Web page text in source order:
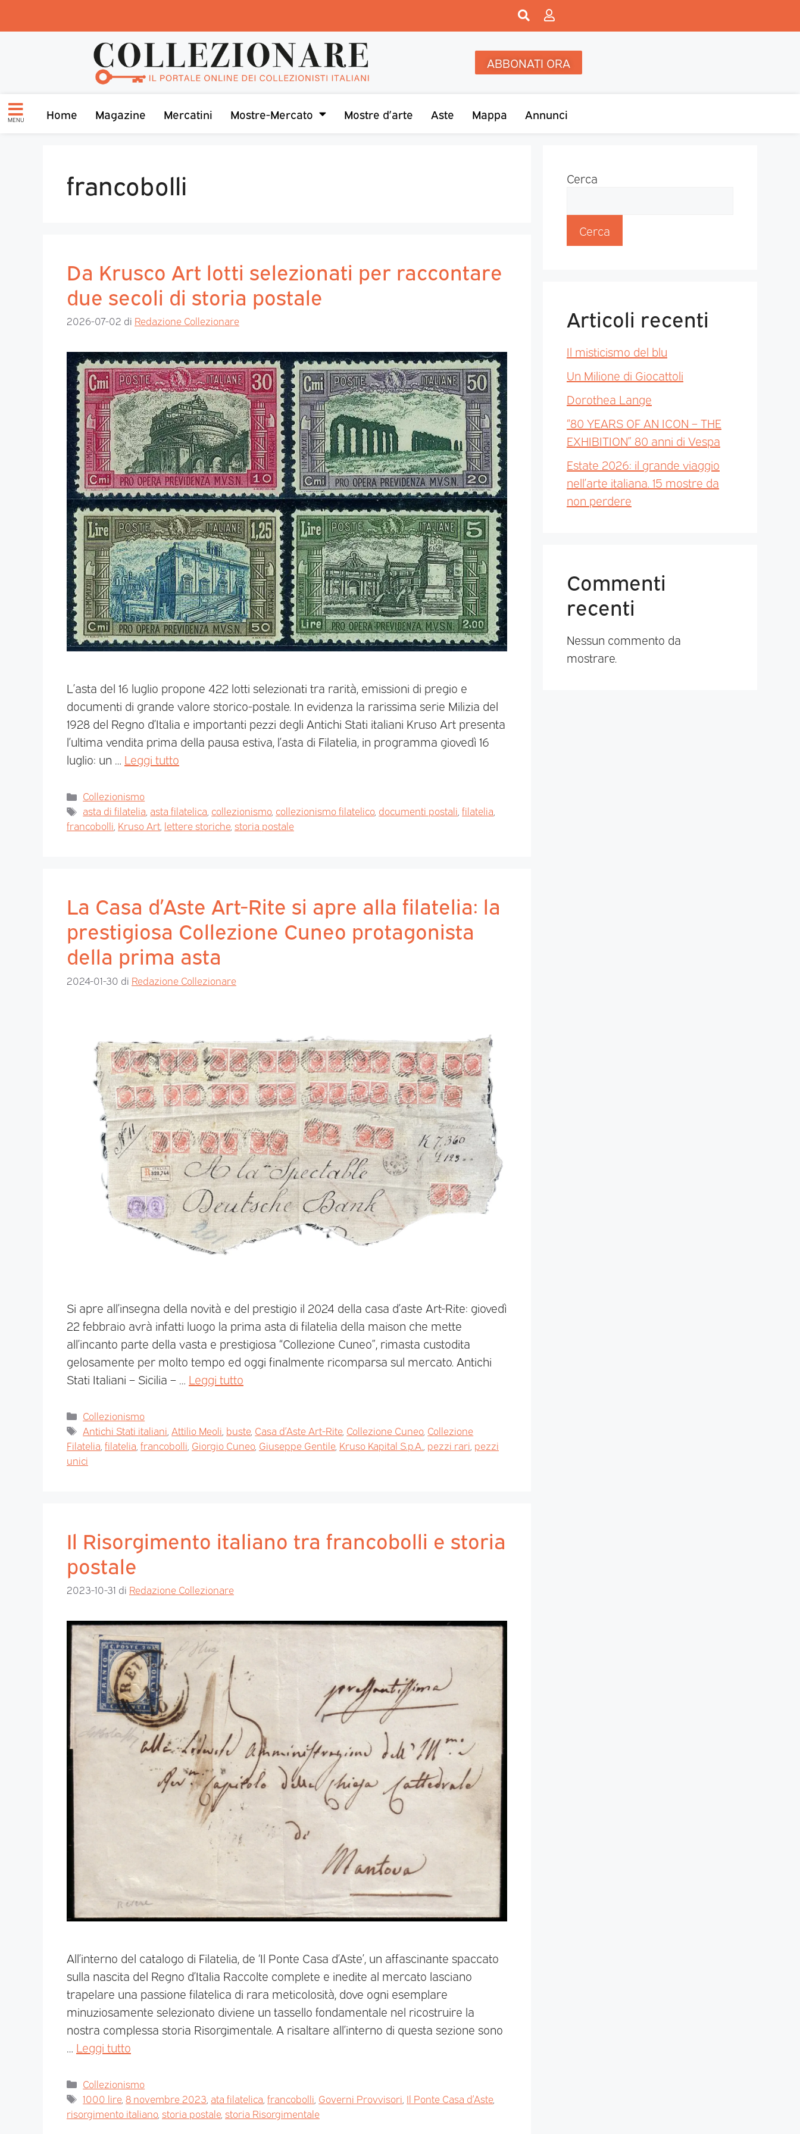
ABBONATI ORA
MENU Home Magazine Mercatini Mostre-Mercato Mostre d’arte Aste Mappa Annunci
francobolli
Da Krusco Art lotti selezionati per raccontare
due secoli di storia postale
2026-07-02 di Redazione Collezionare
L’asta del 16 luglio propone 422 lotti selezionati tra rarità, emissioni di pregio e
documenti di grande valore storico-postale. In evidenza la rarissima serie Milizia del
1928 del Regno d’Italia e importanti pezzi degli Antichi Stati italiani Kruso Art presenta
l’ultima vendita prima della pausa estiva, l’asta di Filatelia, in programma giovedì 16
luglio: un … Leggi tutto
Collezionismo
asta di filatelia asta filatelica collezionismo, collezionismo filatelico, documenti postali ,filatelia
francobolli Kruso Art lettere storiche, storia postale
La Casa d’Aste Art-Rite si apre alla filatelia: la
prestigiosa Collezione Cuneo protagonista
della prima asta
2024-01-30 di Redazione Collezionare
Si apre all’insegna della novità e del prestigio il 2024 della casa d’aste Art-Rite: giovedì
22 febbraio avrà infatti luogo la prima asta di filatelia della maison che mette
all’incanto parte della vasta e prestigiosa “Collezione Cuneo”, rimasta custodita
gelosamente per molto tempo ed oggi finalmente ricomparsa sul mercato. Antichi
Stati Italiani – Sicilia – … Leggi tutto
Collezionismo
Antichi Stati italiani ,Attilio Meoli buste, Casa d’Aste Art-Rite, Collezione Cuneo, Collezione
Filatelia filatelia francobolli Giorgio Cuneo, Giuseppe Gentile, Kruso Kapital S.p.A. pezzi rari pezzi
unici
Il Risorgimento italiano tra francobolli e storia
postale
2023-10-31 di Redazione Collezionare
All’interno del catalogo di Filatelia, de ‘Il Ponte Casa d’Aste’, un affascinante spaccato
sulla nascita del Regno d’Italia Raccolte complete e inedite al mercato lasciano
trapelare una passione filatelica di rara meticolosità, dove ogni esemplare
minuziosamente selezionato diviene un tassello fondamentale nel ricostruire la
nostra complessa storia Risorgimentale. A risaltare all’interno di questa sezione sono
Leggi tutto
Collezionismo
1000 lire,8 novembre 2023 ata filatelica ,francobolli Governi Provvisori Il Ponte Casa d’Aste,
risorgimento italiano, storia postale, storia Risorgimentale
Cerca
Cerca
Articoli recenti
Il misticismo del blu
Un Milione di Giocattoli
Dorothea Lange
“80 YEARS OF AN ICON – THE
EXHIBITION” 80 anni di Vespa
Estate 2026: il grande viaggio
nell’arte italiana. 15 mostre da
non perdere
Commenti
recenti
Nessun commento da
mostrare.